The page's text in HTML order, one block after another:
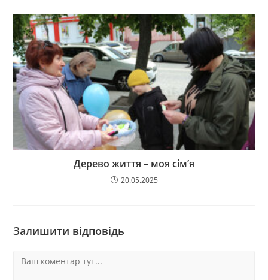
Дерево життя – моя сім’я
20.05.2025
Залишити відповідь